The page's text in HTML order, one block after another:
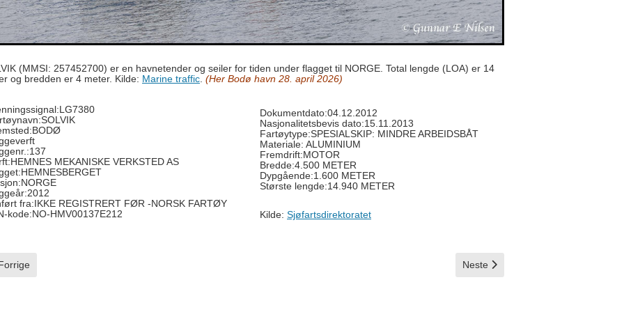
(MMSI: 257452700) er en havnetender og seiler for tiden under flagget til NORGE. Total lengde (LOA) er 14
og bredden er 4 meter. Kilde: Marine traffic (Her Bodø havn 28. april 2026)
MEKANISKE VERKSTED AS
fra:IKKE REGISTRERT FØR -NORSK FARTØY
kode:NO-HMV00137E212
Dokumentdato:04.12.2012
Nasjonalitetsbevis dato:15.11.2013
Fartøytype:SPESIALSKIP: MINDRE ARBEIDSBÅT
Materiale: ALUMINIUM
Fremdrift:MOTOR
Bredde:4.500 METER
Dypgående:1.600 METER
Største lengde:14.940 METER
Kilde: Sjøfartsdirektoratet
artikkel: Silver Firda Neste artikkel: Sønderborg
Neste